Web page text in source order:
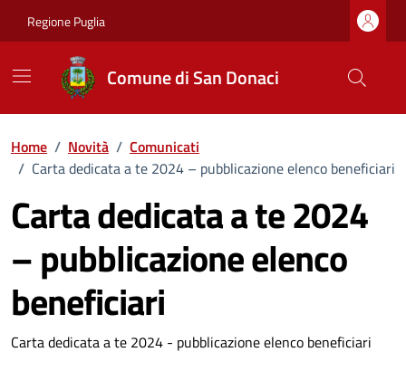
Regione Puglia
Comune di San Donaci
Home / Novità / Comunicati
/ Carta dedicata a te 2024 – pubblicazione elenco beneficiari
Carta dedicata a te 2024
– pubblicazione elenco
beneficiari
Dettagli della notizia
Carta dedicata a te 2024 - pubblicazione elenco beneficiari